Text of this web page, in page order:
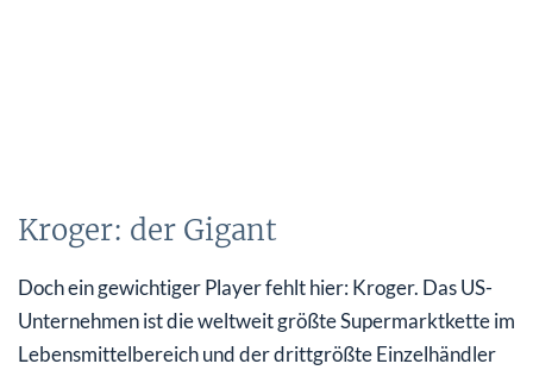
Kroger: der Gigant
Doch ein gewichtiger Player fehlt hier: Kroger. Das US-
Unternehmen ist die weltweit größte Supermarktkette im
Lebensmittelbereich und der drittgrößte Einzelhändler